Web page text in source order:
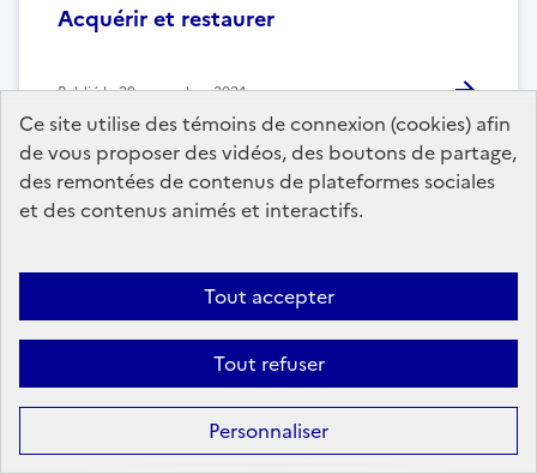
Ce site utilise des témoins de connexion (cookies) afin
de vous proposer des vidéos, des boutons de partage,
des remontées de contenus de plateformes sociales
et des contenus animés et interactifs.
Tout accepter
Tout refuser
Personnaliser
Acquérir et restaurer
Publié le29 novembre 2024
Vous décidez des envois que vous voulez recevoir… Ou
arrêter. Votre adresse email ne sera bien sûr jamais partagée
ou revendue à des tiers.
S'abonner